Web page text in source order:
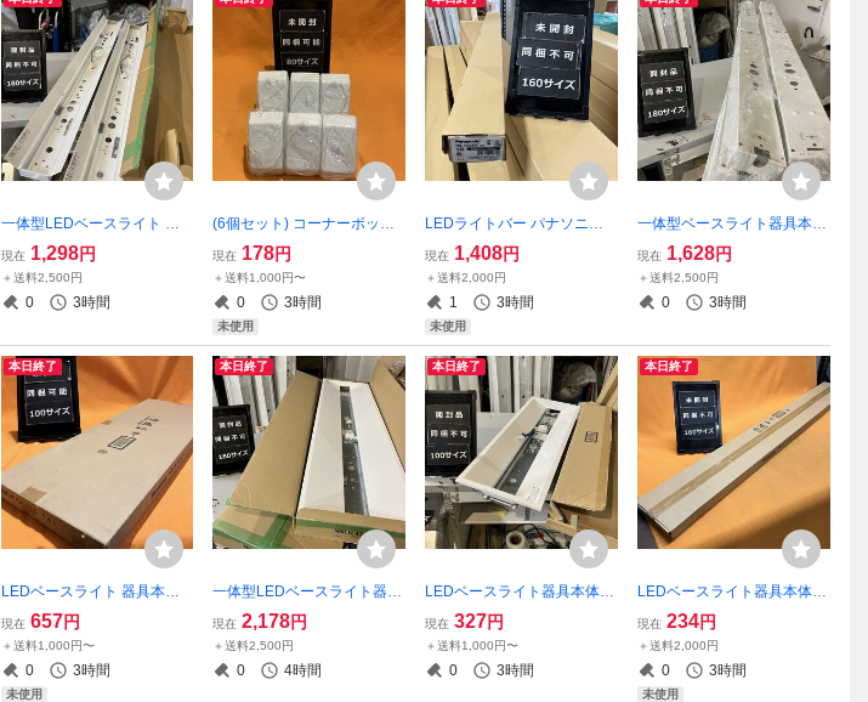
一体型LEDベースライト 器
具本体 (2個入) パナソニック
NNLK41517J 天井直付型 40
形 iDシリーズ ライトバー別
売 サテイゴー
現在 1,298円
＋送料2,500円
0 3時間
(6個セット) コーナーボック
ス サテイゴー
現在 178円
＋送料1,000円〜
0 3時間
未使用
LEDライトバー パナソニッ
ク NNL4400ENTLE9 昼白色
一般タイプ 4000lmタイプ 非
調光 40形 サテイゴー
現在 1,408円
＋送料2,000円
1 3時間
未使用
一体型ベースライト器具本体
(10個セット) パナソニック N
NWK41151 天井直付型 ステ
ンレス製 ライトバー別売 サ
テイゴー
現在 1,628円
＋送料2,500円
0 3時間
本日終了
LEDベースライト 器具本体
パナソニック NNLK22523J
天井直付型 ライトバー別売
サテイゴー
現在 657円
＋送料1,000円〜
0 3時間
未使用
本日終了
一体型LEDベースライト器具
本体 (2個セット) パナソニッ
ク NNLK42730J 天井埋込型
40形 下面開放型 ライトバー
別売 サテイゴー
現在 2,178円
＋送料2,500円
0 4時間
本日終了
LEDベースライト器具本体
パナソニック NNLK22722 天
井埋込型 20形 ライトバー別
売 サテイゴー
現在 327円
＋送料1,000円〜
0 3時間
本日終了
LEDベースライト器具本体
パナソニック NNLK41515 天
井直付型 40形 サテイゴー
現在 234円
＋送料2,000円
0 3時間
未使用